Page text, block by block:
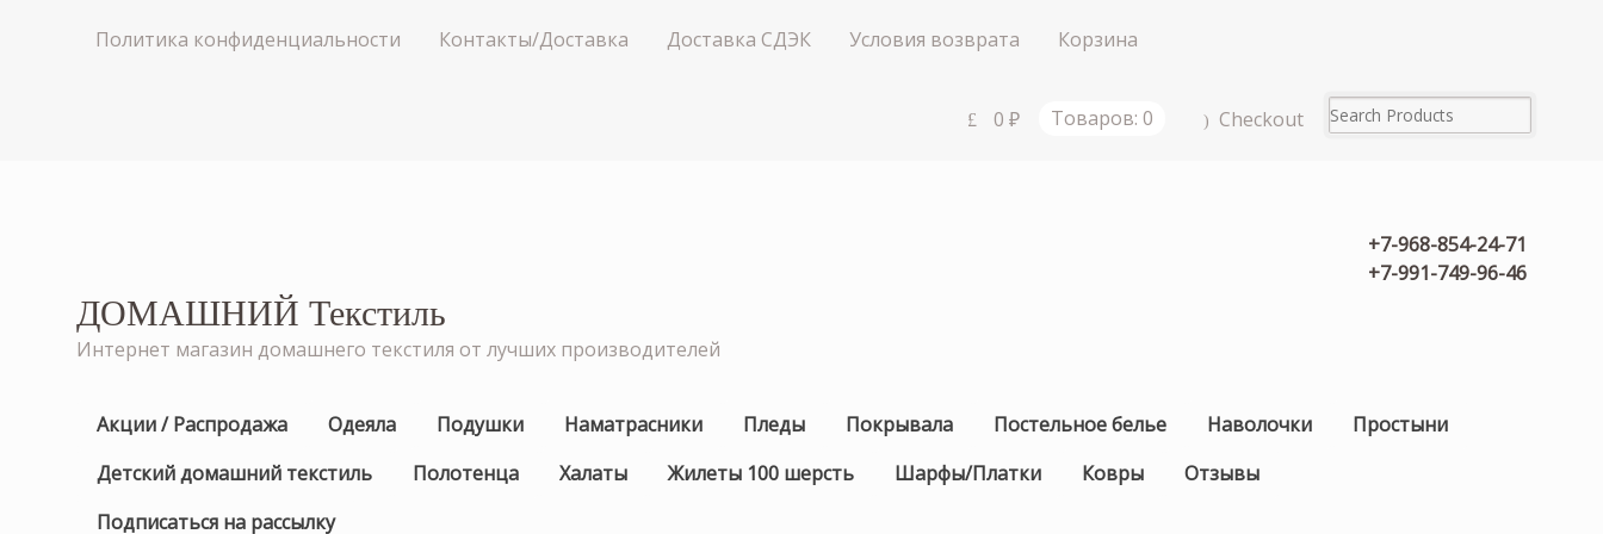
Политика конфиденциальности Контакты/Доставка Доставка СДЭК Условия возврата Корзина
0 ₽ Товаров: 0 Checkout
+7-968-854-24-71
+7-991-749-96-46
ДОМАШНИЙ Текстиль
Интернет магазин домашнего текстиля от лучших производителей
Акции / Распродажа Одеяла Подушки Наматрасники Пледы Покрывала Постельное белье Наволочки
Простыни
Детский домашний текстиль
Полотенца Халаты Жилеты 100 шерсть Шарфы/Платки Ковры
Отзывы
Подписаться на рассылку